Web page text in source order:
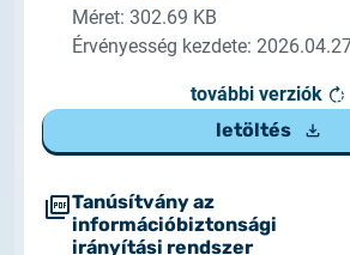
Méret: 302.69 KB
Érvényesség kezdete:
további verziók
letöltés
Tanúsítvány az
információbiztonsági
irányítási rendszer